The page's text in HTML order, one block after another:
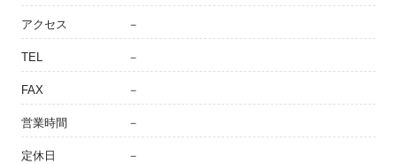
アクセス －
TEL －
FAX －
営業時間 －
定休日 －